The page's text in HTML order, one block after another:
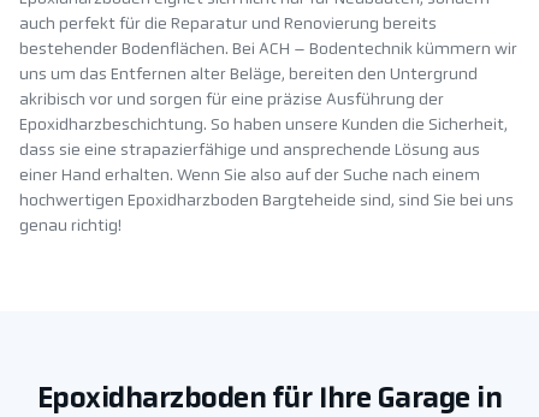
auch perfekt für die Reparatur und Renovierung bereits
bestehender Bodenflächen. Bei ACH – Bodentechnik kümmern wir
uns um das Entfernen alter Beläge, bereiten den Untergrund
akribisch vor und sorgen für eine präzise Ausführung der
Epoxidharzbeschichtung. So haben unsere Kunden die Sicherheit,
dass sie eine strapazierfähige und ansprechende Lösung aus
einer Hand erhalten. Wenn Sie also auf der Suche nach einem
hochwertigen Epoxidharzboden Bargteheide sind, sind Sie bei uns
genau richtig!
Epoxidharzboden für Ihre Garage in